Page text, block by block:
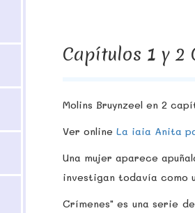
Capítulos 1 y 2
Molins Bruynzeel en 2
Ver online La iaia Anita
Una mujer aparece
investigan todavía como
Crímenes" es una serie